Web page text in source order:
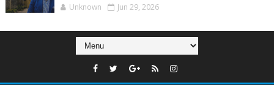
Unknown Jun 29, 2026